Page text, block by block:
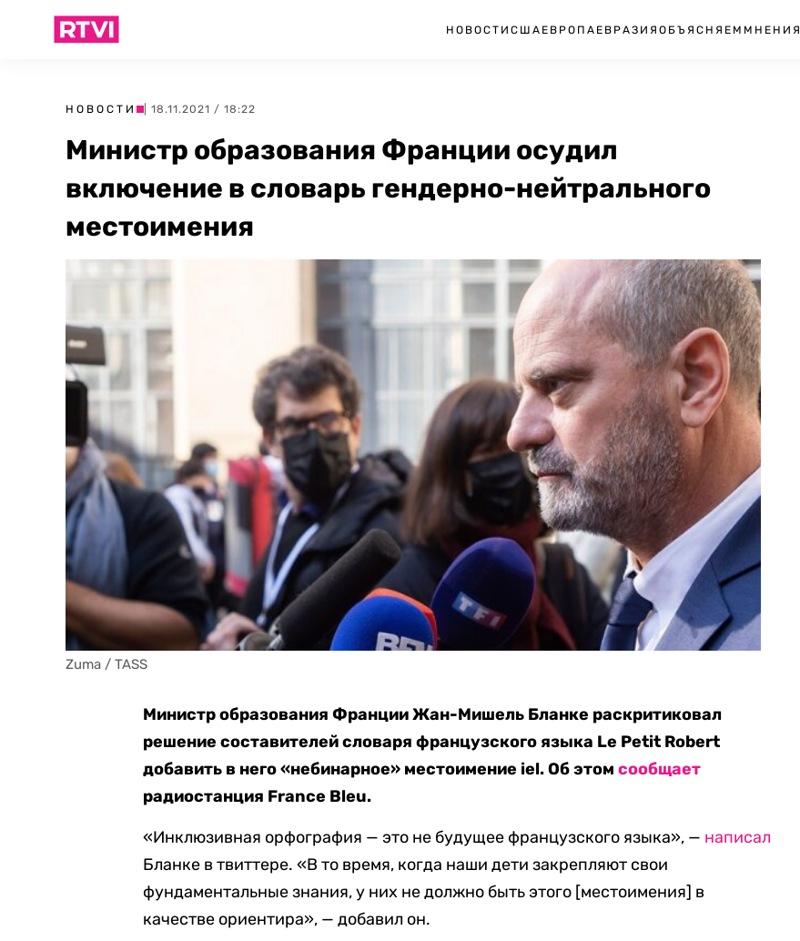
НОВОСТИ США ЕВРОПА ЕВРАЗИЯ ОБЪЯСНЯЕМ МНЕНИЯ
НОВОСТИ | 18.11.2021 / 18:22
Министр образования Франции осудил
включение в словарь гендерно-нейтрального
местоимения
Zuma / TASS
Министр образования Франции Жан-Мишель Бланке раскритиковал
решение составителей словаря французского языка Le Petit Robert
добавить в него «небинарное» местоимение iel. Об этомсообщает
радиостанция France Bleu.
«Инклюзивная орфография — это не будущее французского языка», — написал
Бланке в твиттере. «В то время, когда наши дети закрепляют свои
фундаментальные знания, у них не должно быть этого [местоимения] в
качестве ориентира», — добавил он.